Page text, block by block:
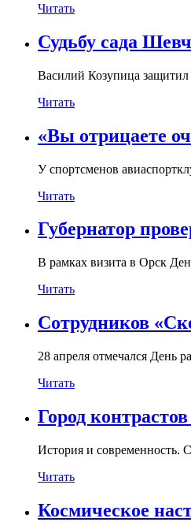
Читать
Судьбу сада
Василий Козупица защитил
Читать
«Вы отрицаете
У спортсменов
Читать
Губернатор
В рамках визита в Орск
Читать
Сотрудников
28 апреля отмечался День
Читать
Город
История и современность.
Читать
Космическое